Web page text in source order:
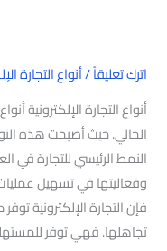
اترك تعليقاً/أنواع التجارة
أنواع التجارة الإلكترونية
الحالي. حيث أصبحت هذه
النمط الرئيسي للتجارة في
وفعاليتها في تسهيل
فإن التجارة الإلكترونية
تجاهلها. فهي توفر